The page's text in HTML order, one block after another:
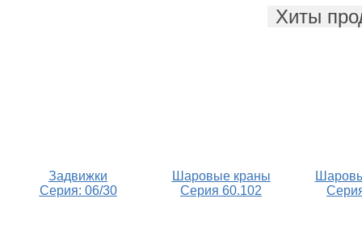
Хиты
Задвижки
Серия: 06/30
Шаровые краны
Серия 60.102